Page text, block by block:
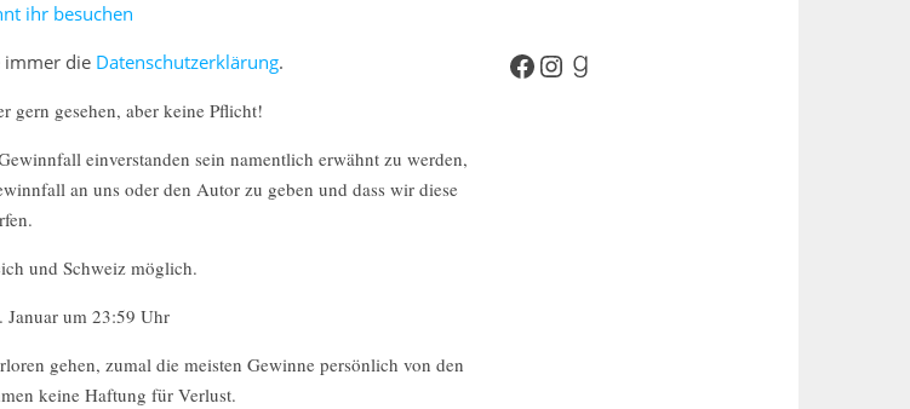
ihr besuchen
immer die Datenschutzerklärung.
gern gesehen, aber keine Pflicht!
einverstanden sein namentlich erwähnt zu werden,
an uns oder den Autor zu geben und dass wir diese
und Schweiz möglich.
Januar um 23:59 Uhr
gehen, zumal die meisten Gewinne persönlich von den
keine Haftung für Verlust.
Facebook
Instagram
Goodreads